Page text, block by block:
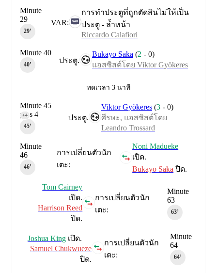
VAR:
การทำประตูที่ถูกตัดสินไม่ให้เป็น
ประตู - ล้ำหน้า
Riccardo Calafiori
Minute
29
29‎’‎
ประตู.
Bukayo Saka (2 -0)
แอสซิสต์โดย Viktor Gyökeres
Minute 40
40‎’‎
ทดเวลา 3 นาที
ประตู.
Viktor Gyökeres (3 -0)
ศีรษะ, แอสซิสต์โดย
Leandro Trossard
Minute 45
plus 4
45‎’‎
+4
การเปลี่ยนตัวนัก
เตะ:
Noni Madueke
เปิด.
Bukayo Saka ปิด.
Minute
46
46‎’‎
Minute
63
63‎’‎
การเปลี่ยนตัวนัก
เตะ:
Tom Cairney
เปิด.
Harrison Reed
ปิด.
Minute
64
64‎’‎
การเปลี่ยนตัวนัก
เตะ:
Joshua King เปิด.
Samuel Chukwueze
ปิด.